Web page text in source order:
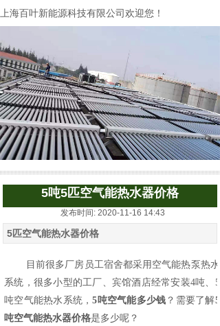
上海百叶新能源科技有限公司欢迎您！
5吨5匹空气能热水器价格
发布时间: 2020-11-16 14:43
5匹空气能热水器价格
目前很多厂房员工宿舍都采用空气能热泵热水
系统，很多小型的工厂、宾馆酒店经常安装4吨、5
吨空气能热水系统，5吨空气能多少钱 ？需要了解5
吨空气能热水器价格是多少呢？